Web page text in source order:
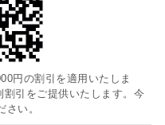
円の割引を適用いたしま
引をご提供いたします。今
い。